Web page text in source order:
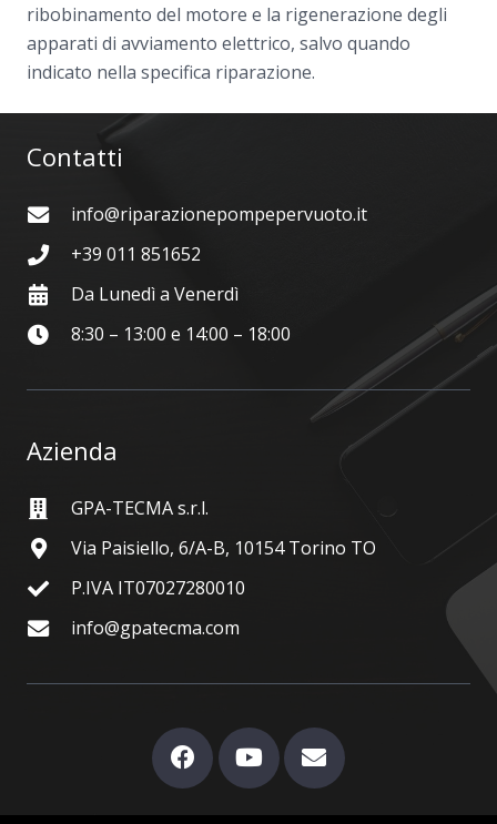
ribobinamento del motore e la rigenerazione degli
apparati di avviamento elettrico, salvo quando
indicato nella specifica riparazione.
Contatti
info@riparazionepompepervuoto.it
+39 011 851652
Da Lunedì a Venerdì
8:30 – 13:00 e 14:00 – 18:00
Azienda
GPA-TECMA s.r.l.
Via Paisiello, 6/A-B, 10154 Torino TO
P.IVA IT07027280010
info@gpatecma.com